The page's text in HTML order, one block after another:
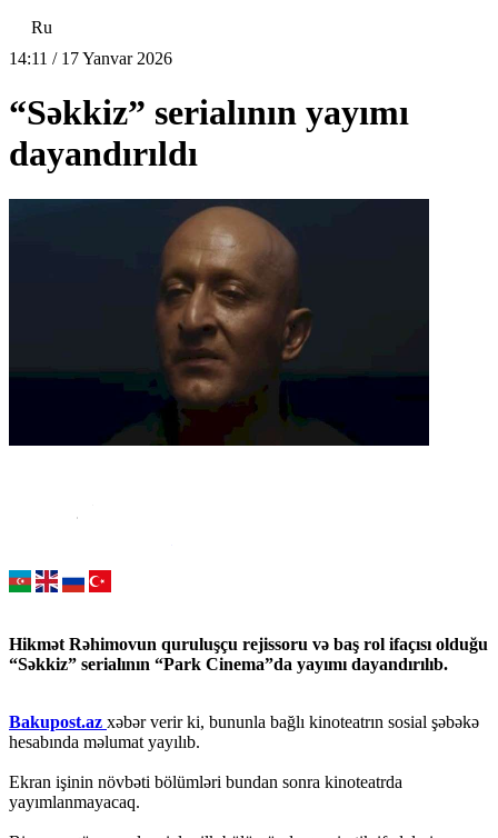
Ru
14:11 / 17 Yanvar 2026
“Səkkiz” serialının yayımı
dayandırıldı
Hikmət Rəhimovun quruluşçu rejissoru və baş rol ifaçısı olduğu
“Səkkiz” serialının “Park Cinema”da yayımı dayandırılıb.
Bakupost.az xəbər verir ki, bununla bağlı kinoteatrın sosial şəbəkə
hesabında məlumat yayılıb.
Ekran işinin növbəti bölümləri bundan sonra kinoteatrda
yayımlanmayacaq.